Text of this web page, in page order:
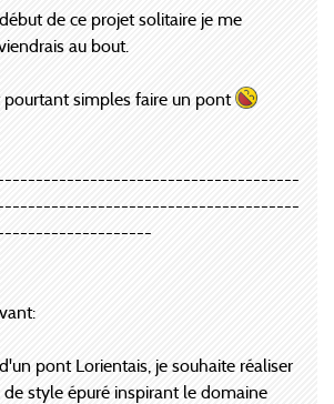
de ce projet solitaire je me
au bout.
simples faire un pont
pont Lorientais, je souhaite réaliser
style épuré inspirant le domaine